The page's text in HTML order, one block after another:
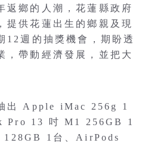
返鄉的人潮，花蓮縣政府
提供花蓮出生的鄉親及現
12週的抽獎機會，期盼透
，帶動經濟發展，並把大
出 Apple iMac 256g 1
Pro 13 吋 M1 256GB 1
1台、AirPods